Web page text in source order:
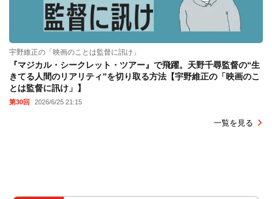
宇野維正の「映画のことは監督に訊け」
『マジカル・シークレット・ツアー』で飛躍。天野千尋監督の“生
きてる人間のリアリティ”を切り取る方法【宇野維正の「映画のこ
とは監督に訊け」】
第30回 2026/6/25 21:15
一覧を見る